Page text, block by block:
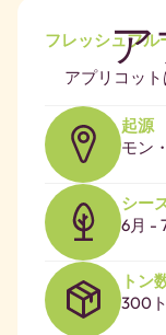
フレッシュフル
アプリコッ
起源
モン
シー
6月 -
トン
300